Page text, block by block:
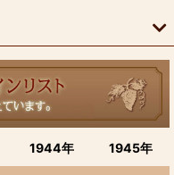
1944年 1945年